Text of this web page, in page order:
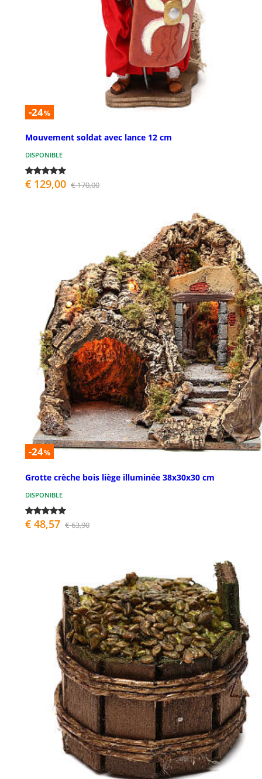
-24%
Mouvement soldat avec lance 12 cm
DISPONIBLE
€ 129,00 € 170,00
-24%
Grotte crèche bois liège illuminée 38x30x30 cm
DISPONIBLE
€ 48,57 € 63,90